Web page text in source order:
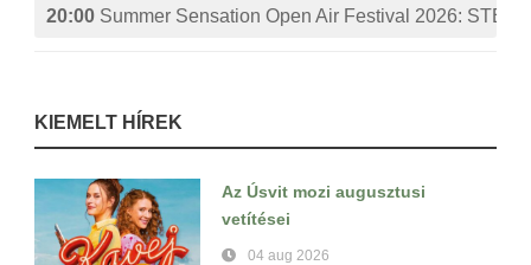
20:00 Summer Sensation Open Air Festival 2026:
KIEMELT HÍREK
Az Úsvit mozi augusztusi
vetítései
04 aug 2026